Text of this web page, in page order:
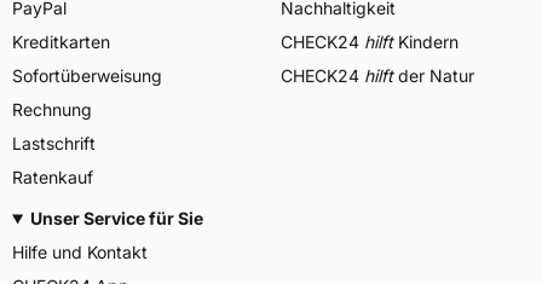
PayPal
Kreditkarten
Sofortüberweisung
Rechnung
Lastschrift
Ratenkauf
Nachhaltigkeit
CHECK24 hilftKindern
CHECK24 hilftder Natur
Unser Service für Sie
Hilfe und Kontakt